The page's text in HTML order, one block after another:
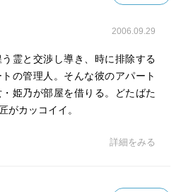
2006.09.29
霊と交渉し導き、時に排除する
トの管理人。そんな彼のアパート
姫乃が部屋を借りる。どたばた
がカッコイイ。
詳細をみる